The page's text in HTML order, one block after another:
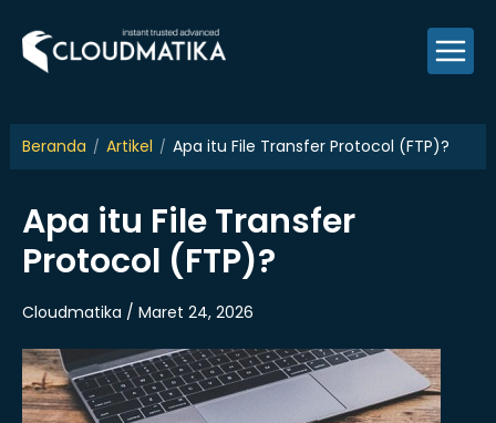
content
Beranda Artikel Apa itu File Transfer Protocol (FTP)?
Apa itu File Transfer
Protocol (FTP)?
Cloudmatika / Maret 24, 2026